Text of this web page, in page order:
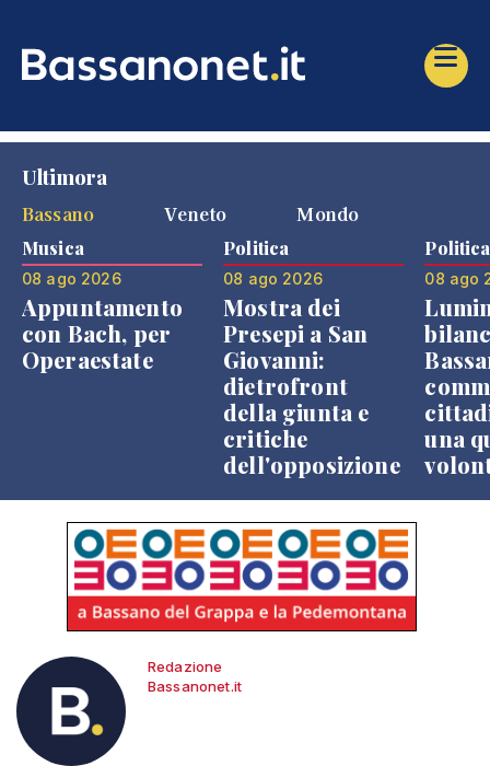
Ultimora
Bassano
Veneto Mondo
Musica
08 ago 2026
Appuntamento
con Bach, per
Operaestate
Politica
08 ago 2026
Mostra dei
Presepi a San
Giovanni:
dietrofront
della giunta e
critiche
dell'opposizione
Politica
08 ago
una
Redazione
Bassanonet.it